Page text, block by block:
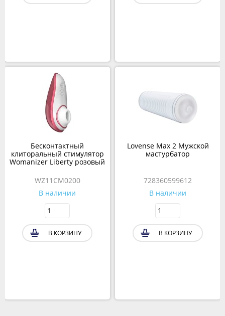
Бесконтактный
клиторальный стимулятор
Womanizer Liberty розовый
WZ11CM0200
В наличии
В КОРЗИНУ
Lovense Max 2 Мужской
мастурбатор
728360599612
В наличии
В КОРЗИНУ